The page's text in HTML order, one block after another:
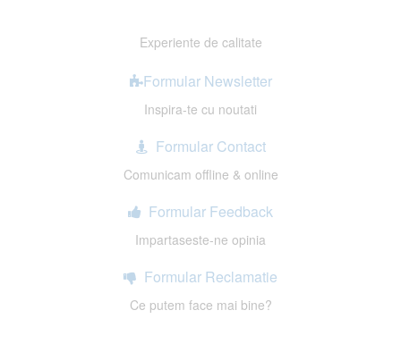
Experiente de calitate
Formular Newsletter
Inspira-te cu noutati
Formular Contact
Comunicam offline & online
Formular Feedback
Impartaseste-ne opinia
Formular Reclamatie
Ce putem face mai bine?